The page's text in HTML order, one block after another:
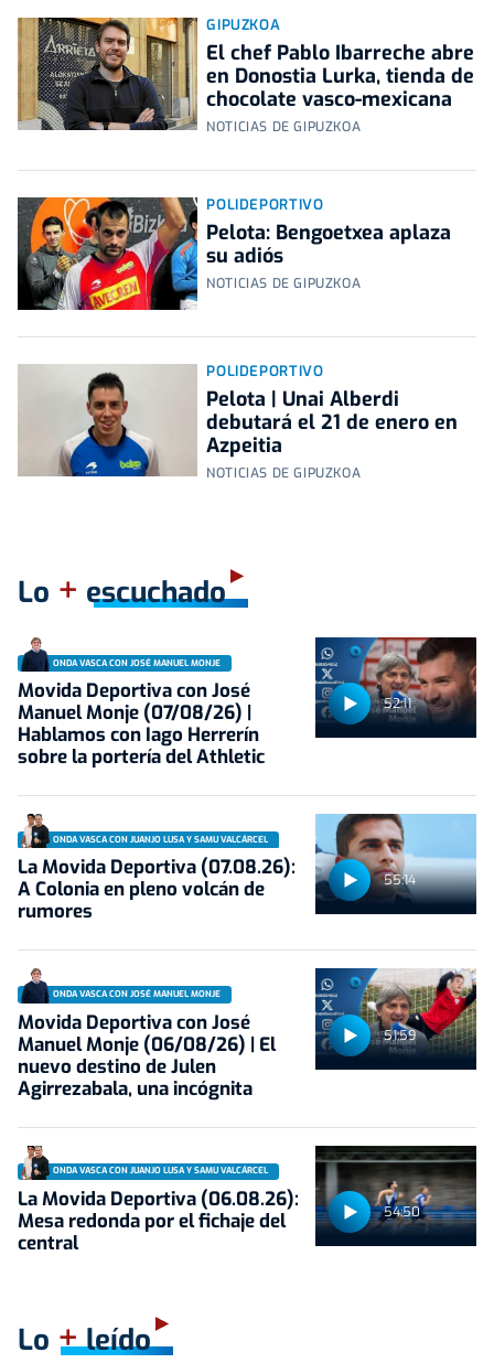
GIPUZKOA
El chef Pablo Ibarreche abre
en Donostia Lurka, tienda de
chocolate vasco-mexicana
NOTICIAS DE GIPUZKOA
POLIDEPORTIVO
Pelota: Bengoetxea aplaza
su adiós
NOTICIAS DE GIPUZKOA
POLIDEPORTIVO
Pelota | Unai Alberdi
debutará el 21 de enero en
Azpeitia
NOTICIAS DE GIPUZKOA
Lo + escuchado
52:11
ONDA VASCA CON JOSÉ MANUEL MONJE
Movida Deportiva con José
Manuel Monje (07/08/26) |
Hablamos con Iago Herrerín
sobre la portería del Athletic
55:14
ONDA VASCA CON JUANJO LUSA Y SAMU VALCÁRCEL
La Movida Deportiva (07.08.26):
A Colonia en pleno volcán de
rumores
51:59
ONDA VASCA CON JOSÉ MANUEL MONJE
Movida Deportiva con José
Manuel Monje (06/08/26) | El
nuevo destino de Julen
Agirrezabala, una incógnita
54:50
ONDA VASCA CON JUANJO LUSA Y SAMU VALCÁRCEL
La Movida Deportiva (06.08.26):
Mesa redonda por el fichaje del
central
Lo +leído